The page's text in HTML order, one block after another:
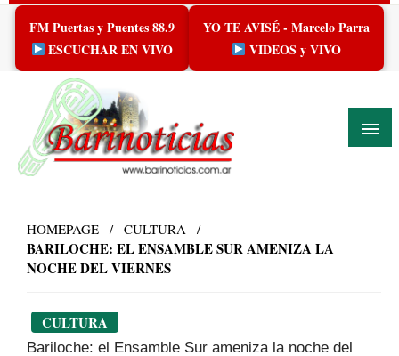
Skip
content
FM Puertas y Puentes 88.9
ESCUCHAR EN VIVO
YO TE AVISÉ - Marcelo Parra
VIDEOS y VIVO
HOMEPAGE CULTURA
BARILOCHE: EL ENSAMBLE SUR AMENIZA LA
NOCHE DEL VIERNES
CULTURA
Bariloche: el Ensamble Sur ameniza la noche del